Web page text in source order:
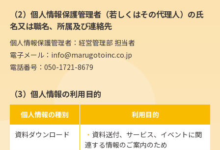
（2）個人情報保護管理者（若しくはその代理人）の氏
名又は職名、所属及び連絡先
個人情報保護管理者：経営管理部 担当者
電子メール： info@marugotoinc.co.jp
電話番号：050-1721-8679
（3）個人情報の利用目的
個人情報の種別 利用目的
資料ダウンロード
資料送付、サービス、イベントに関
連する情報のご案内のため